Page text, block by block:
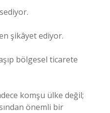
şikâyet ediyor.
bölgesel ticarete
komşu ülke değil;
önemli bir